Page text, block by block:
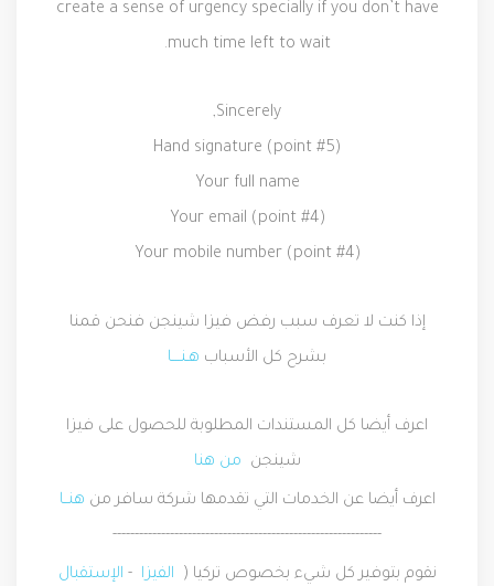
create a sense of urgency speciallyif you don’t have
much time left to wait.
Sincerely,
Hand signature (point #5)
Your full name
Your email (point #4)
Your mobile number (point #4)
إذا كنت لا تعرف سبب رفض فيزا شينجن فنحن قمنا
بشرح كل الأسباب هـنــــا
اعرف أيضا كل المستندات المطلوبة للحصول على فيزا
شينجن
من هنا
اعرف أيضا عن الخدمات التي تقدمها شركة سافر من هنــا
-------------------------------------------------------------
نقوم بتوفير كل شيء بخصوص تركيا ( الفيزا - الإستقبال